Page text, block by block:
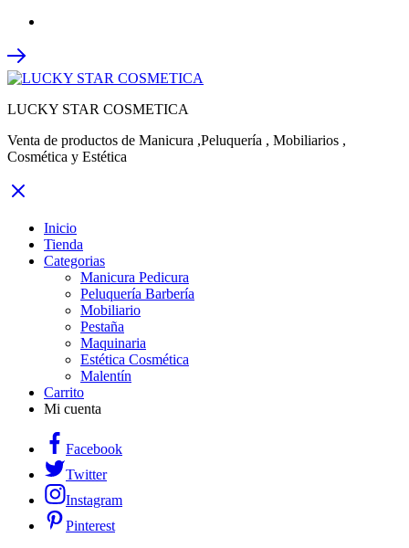
LUCKY STAR COSMETICA
Venta de productos de Manicura ,Peluquería , Mobiliarios ,
Cosmética y Estética
Inicio
Tienda
Categorias
Manicura Pedicura
Peluquería Barbería
Mobiliario
Pestaña
Maquinaria
Estética Cosmética
Malentín
Carrito
Mi cuenta
Facebook
Twitter
Instagram
Pinterest